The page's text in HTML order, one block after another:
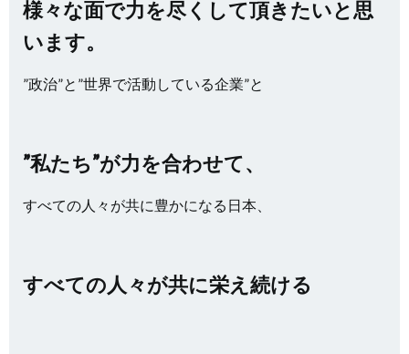
様々な面で力を尽くして頂きたいと思
います。
”政治”と”世界で活動している企業”と
”私たち”が力を合わせて、
すべての人々が共に豊かになる日本、
すべての人々が共に栄え続ける